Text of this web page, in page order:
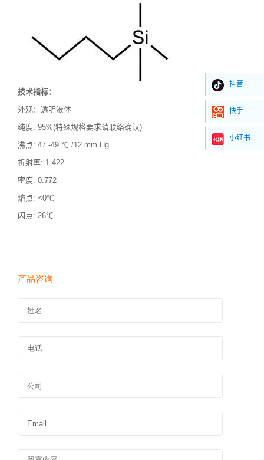
技术指标：
外观：透明液体
纯度: 95%(特殊规格要求请联络确认)
沸点: 47 -49 ℃ /12 mm Hg
折射率: 1.422
密度: 0.772
熔点: <0℃
闪点: 26℃
抖音
快手
小红书